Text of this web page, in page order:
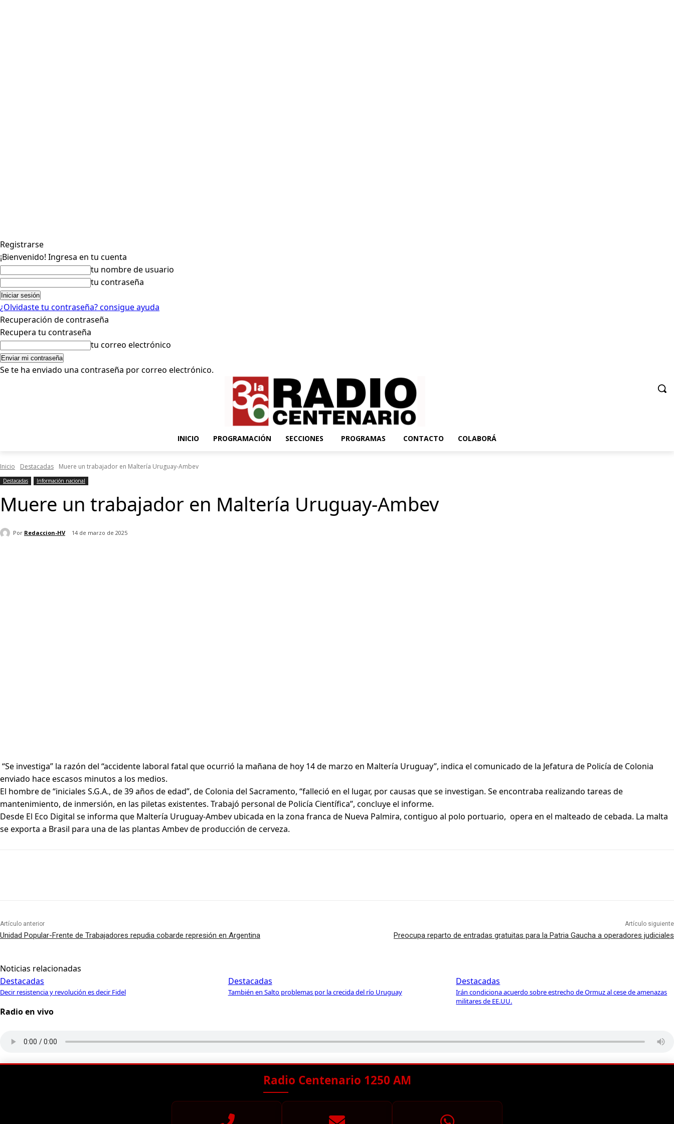
Registrarse
¡Bienvenido! Ingresa en tu cuenta
tu nombre de usuario
tu contraseña
¿Olvidaste tu contraseña? consigue ayuda
Recuperación de contraseña
Recupera tu contraseña
tu correo electrónico
Se te ha enviado una contraseña por correo electrónico.
INICIO PROGRAMACIÓN SECCIONES PROGRAMAS CONTACTO COLABORÁ
Inicio Destacadas Muere un trabajador en Maltería Uruguay-Ambev
Destacadas Información nacional
Muere un trabajador en Maltería Uruguay-Ambev
Por Redaccion-HV 14 de marzo de 2025
“Se investiga” la razón del “accidente laboral fatal que ocurrió la mañana de hoy 14 de marzo en Maltería Uruguay”, indica el comunicado de la Jefatura de Policía de Colonia
enviado hace escasos minutos a los medios.
El hombre de “iniciales S.G.A., de 39 años de edad”, de Colonia del Sacramento, “falleció en el lugar, por causas que se investigan. Se encontraba realizando tareas de
mantenimiento, de inmersión, en las piletas existentes. Trabajó personal de Policía Científica”, concluye el informe.
Desde El Eco Digital se informa que Maltería Uruguay-Ambev ubicada en la zona franca de Nueva Palmira, contiguo al polo portuario, opera en el malteado de cebada. La malta
se exporta a Brasil para una de las plantas Ambev de producción de cerveza.
Artículo anterior
Unidad Popular-Frente de Trabajadores repudia cobarde represión en Argentina
Artículo siguiente
Preocupa reparto de entradas gratuitas para la Patria Gaucha a operadores judiciales
Noticias relacionadas
Destacadas
Decir resistencia y revolución es decir Fidel
Destacadas
También en Salto problemas por la crecida del río Uruguay
Destacadas
Irán condiciona acuerdo sobre estrecho de Ormuz al cese de amenazas
militares de EE.UU.
Radio en vivo
Radio Centenario 1250 AM